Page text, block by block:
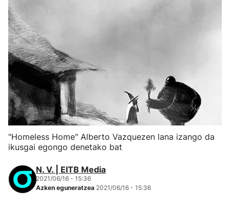
"Homeless Home" Alberto Vazquezen lana izango da
ikusgai egongo denetako bat
N. V. | EITB Media
2021/06/16 - 15:36
Azken eguneratzea 2021/06/16 - 15:36